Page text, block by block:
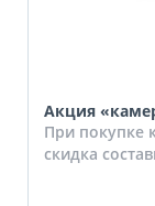
Акция
При покупке
скидка